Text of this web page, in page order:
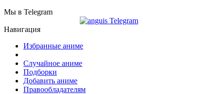
Мы в Telegram
Навигация
Избранные аниме
Случайное аниме
Подборки
Добавить аниме
Правообладателям